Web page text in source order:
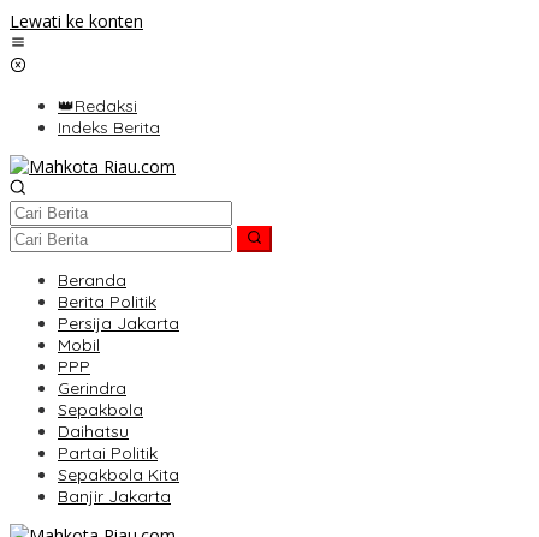
Lewati ke konten
👑Redaksi
Indeks Berita
Beranda
Berita Politik
Persija Jakarta
Mobil
PPP
Gerindra
Sepakbola
Daihatsu
Partai Politik
Sepakbola Kita
Banjir Jakarta